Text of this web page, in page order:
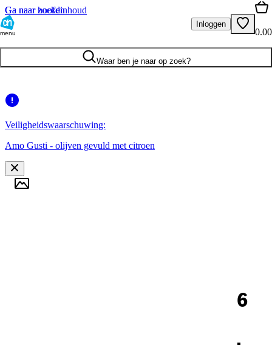
Ga naar hoofdinhoud
Ga naar zoeken
menu
Inloggen
0.00
Waar ben je naar op zoek?
Veiligheidswaarschuwing:
Amo Gusti - olijven gevuld met citroen
6
.